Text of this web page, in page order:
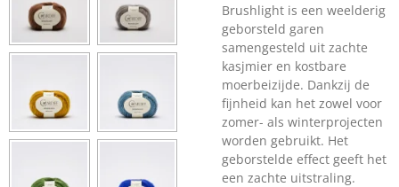
Brushlight is een weelderig
geborsteld garen
samengesteld uit zachte
kasjmier en kostbare
moerbeizijde. Dankzij de
fijnheid kan het zowel voor
zomer- als winterprojecten
worden gebruikt. Het
geborstelde effect geeft het
een zachte uitstraling.